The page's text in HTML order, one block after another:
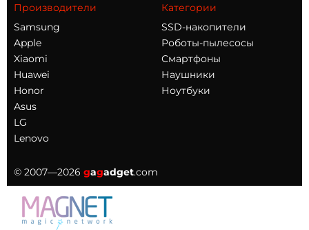
Производители
Samsung
Apple
Xiaomi
Huawei
Honor
Asus
LG
Lenovo
Категории
SSD-накопители
Роботы-пылесосы
Смартфоны
Наушники
Ноутбуки
© 2007—2026 gagadget.com